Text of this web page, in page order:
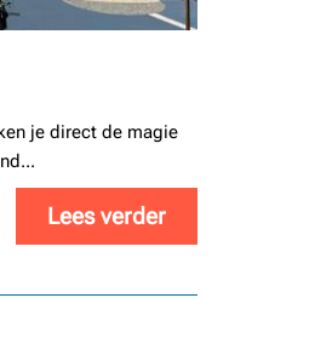
je direct de magie
Lees verder